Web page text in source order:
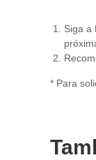
Siga a
* Para